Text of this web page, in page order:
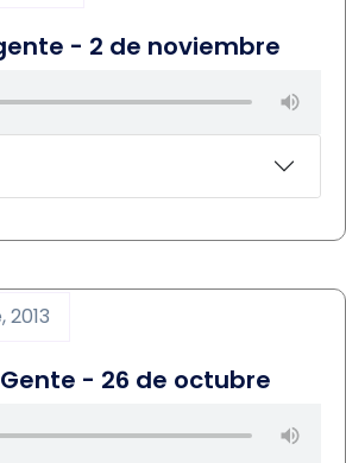
- 2 de noviembre
- 26 de octubre